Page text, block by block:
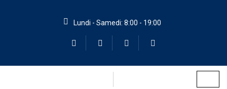
Lundi - Samedi: 8:00 - 19:00